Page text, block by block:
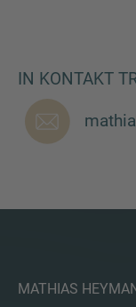
IN KONTAKT
MATHIAS
SIE HABEN NOCH
SPRECHEN SIE